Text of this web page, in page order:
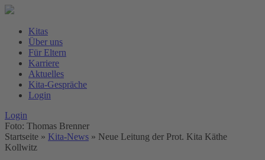
Kitas
Über uns
Für Eltern
Karriere
Aktuelles
Kita-Gespräche
Login
Login
Foto: Thomas Brenner
Startseite » Kita-News » Neue Leitung der Prot. Kita Käthe
Kollwitz